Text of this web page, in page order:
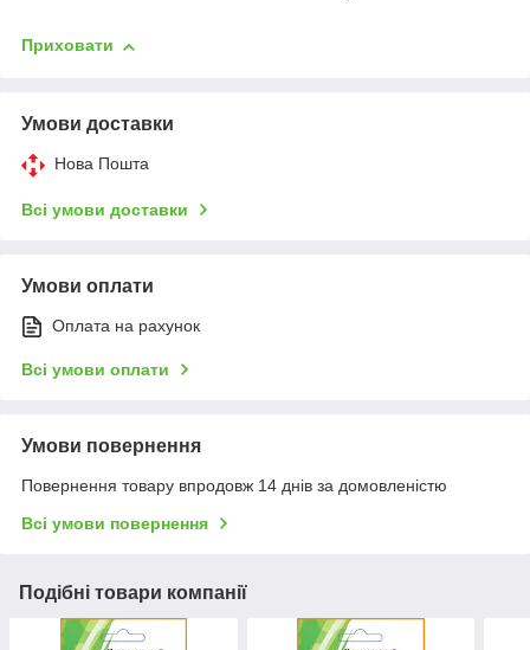
Приховати
Умови доставки
Нова Пошта
Всі умови доставки
Умови оплати
Оплата на рахунок
Всі умови оплати
Умови повернення
Повернення товару впродовж 14 днів за домовленістю
Всі умови повернення
Подібні товари компанії